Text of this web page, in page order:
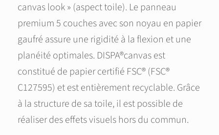
canvas look » (aspect toile). Le panneau
premium 5 couches avec son noyau en papier
gaufré assure une rigidité à la flexion et une
planéité optimales. DISPA®canvas est
constitué de papier certifié FSC® (FSC®
C127595) et est entièrement recyclable. Grâce
à la structure de sa toile, il est possible de
réaliser des effets visuels hors du commun.